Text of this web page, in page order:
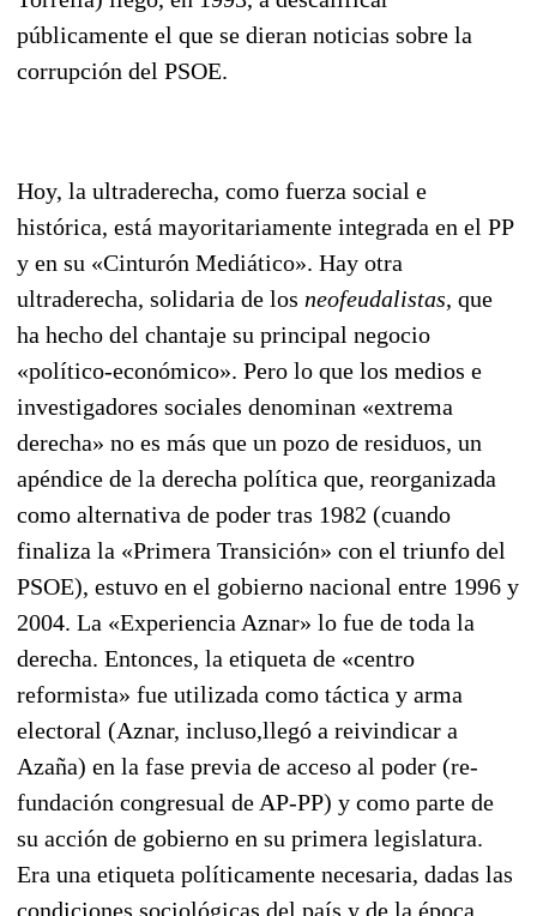
públicamente el que se dieran noticias sobre la
corrupción del PSOE.
Hoy, la ultraderecha, como fuerza social e
histórica, está mayoritariamente integrada en el PP
y en su «Cinturón Mediático». Hay otra
ultraderecha, solidaria de los neofeudalistas, que
ha hecho del chantaje su principal negocio
«político-económico». Pero lo que los medios e
investigadores socia­les deno­minan «extrema
derecha» no es más que un pozo de residuos, un
apéndice de la derecha políti­ca que, reorganizada
como alternativa de poder tras 1982 (cuando
finaliza la «Primera Transi­ción» con el triunfo del
PSOE), estuvo en el gobierno nacional entre 1996 y
2004. La «Experiencia Az­nar» lo fue de toda la
derecha. Entonces, la etiqueta de «centro
reformista» fue utilizada co­mo táctica y arma
electoral (Aznar, incluso,llegó a reivindicar a
Azaña) en la fase previa de acceso al po­der (re­
fundación congresual de AP-PP) y como parte de
su acción de gobierno en su pri­mera le­gislatura.
Era una etiqueta políticamente necesaria, dadas las
condiciones sociológicas del país y de la épo­ca.